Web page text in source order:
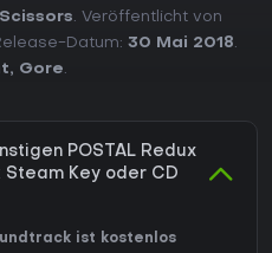
. Veröffentlicht von
Datum: 30 Mai 2018.
, Gore.
POSTAL Redux
Key oder CD
ist kostenlos